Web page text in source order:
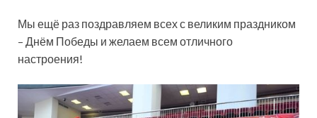
Мы ещё раз поздравляем всех с великим праздником
– Днём Победы и желаем всем отличного
настроения!